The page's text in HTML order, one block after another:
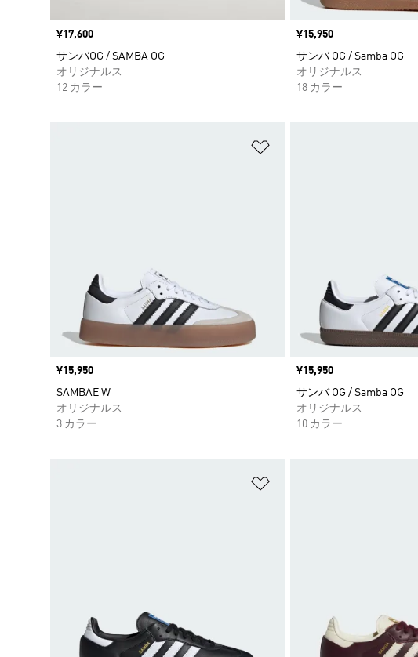
価格
¥17,600
サンバOG / SAMBA OG
オリジナルス
12 カラー
価格
¥15,950
サンバ OG / Samba OG
オリジナルス
18 カラー
価格
¥15,950
SAMBAE W
オリジナルス
3 カラー
価格
¥15,950
サンバ OG / Samba OG
オリジナルス
10 カラー